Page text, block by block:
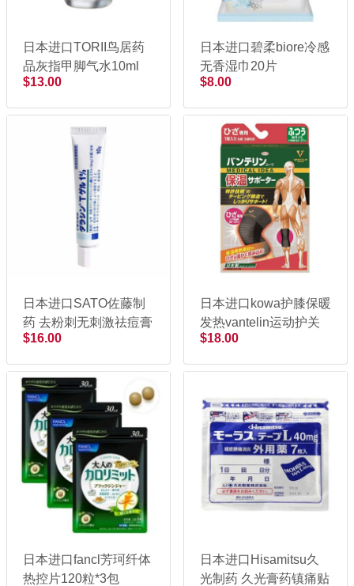
日本进口TORII鸟居药
品灰指甲脚气水10ml
$13.00
日本进口碧柔biore冷感
无香湿巾20片
$8.00
日本进口SATO佐藤制
药 去粉刺无刺激祛痘膏
10g
$16.00
日本进口kowa护膝保暖
发热vantelin运动护关
节保温护膝
$18.00
日本进口fancl芳珂纤体
热控片120粒*3包
日本进口Hisamitsu久
光制药 久光膏药镇痛贴